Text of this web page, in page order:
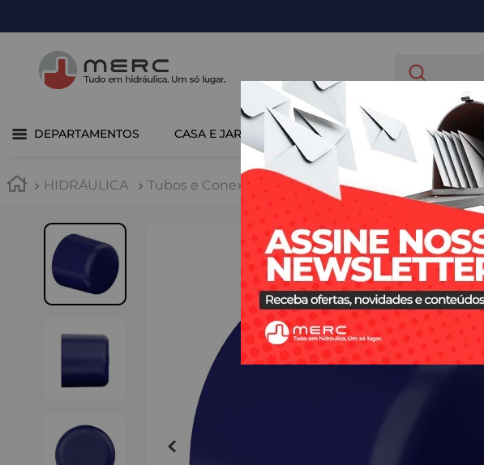
DEPARTAMENTOS CASA E JARDIM COZINHA E LAVANDERIA
HIDRÁULICA Tubos e Conexões PPR